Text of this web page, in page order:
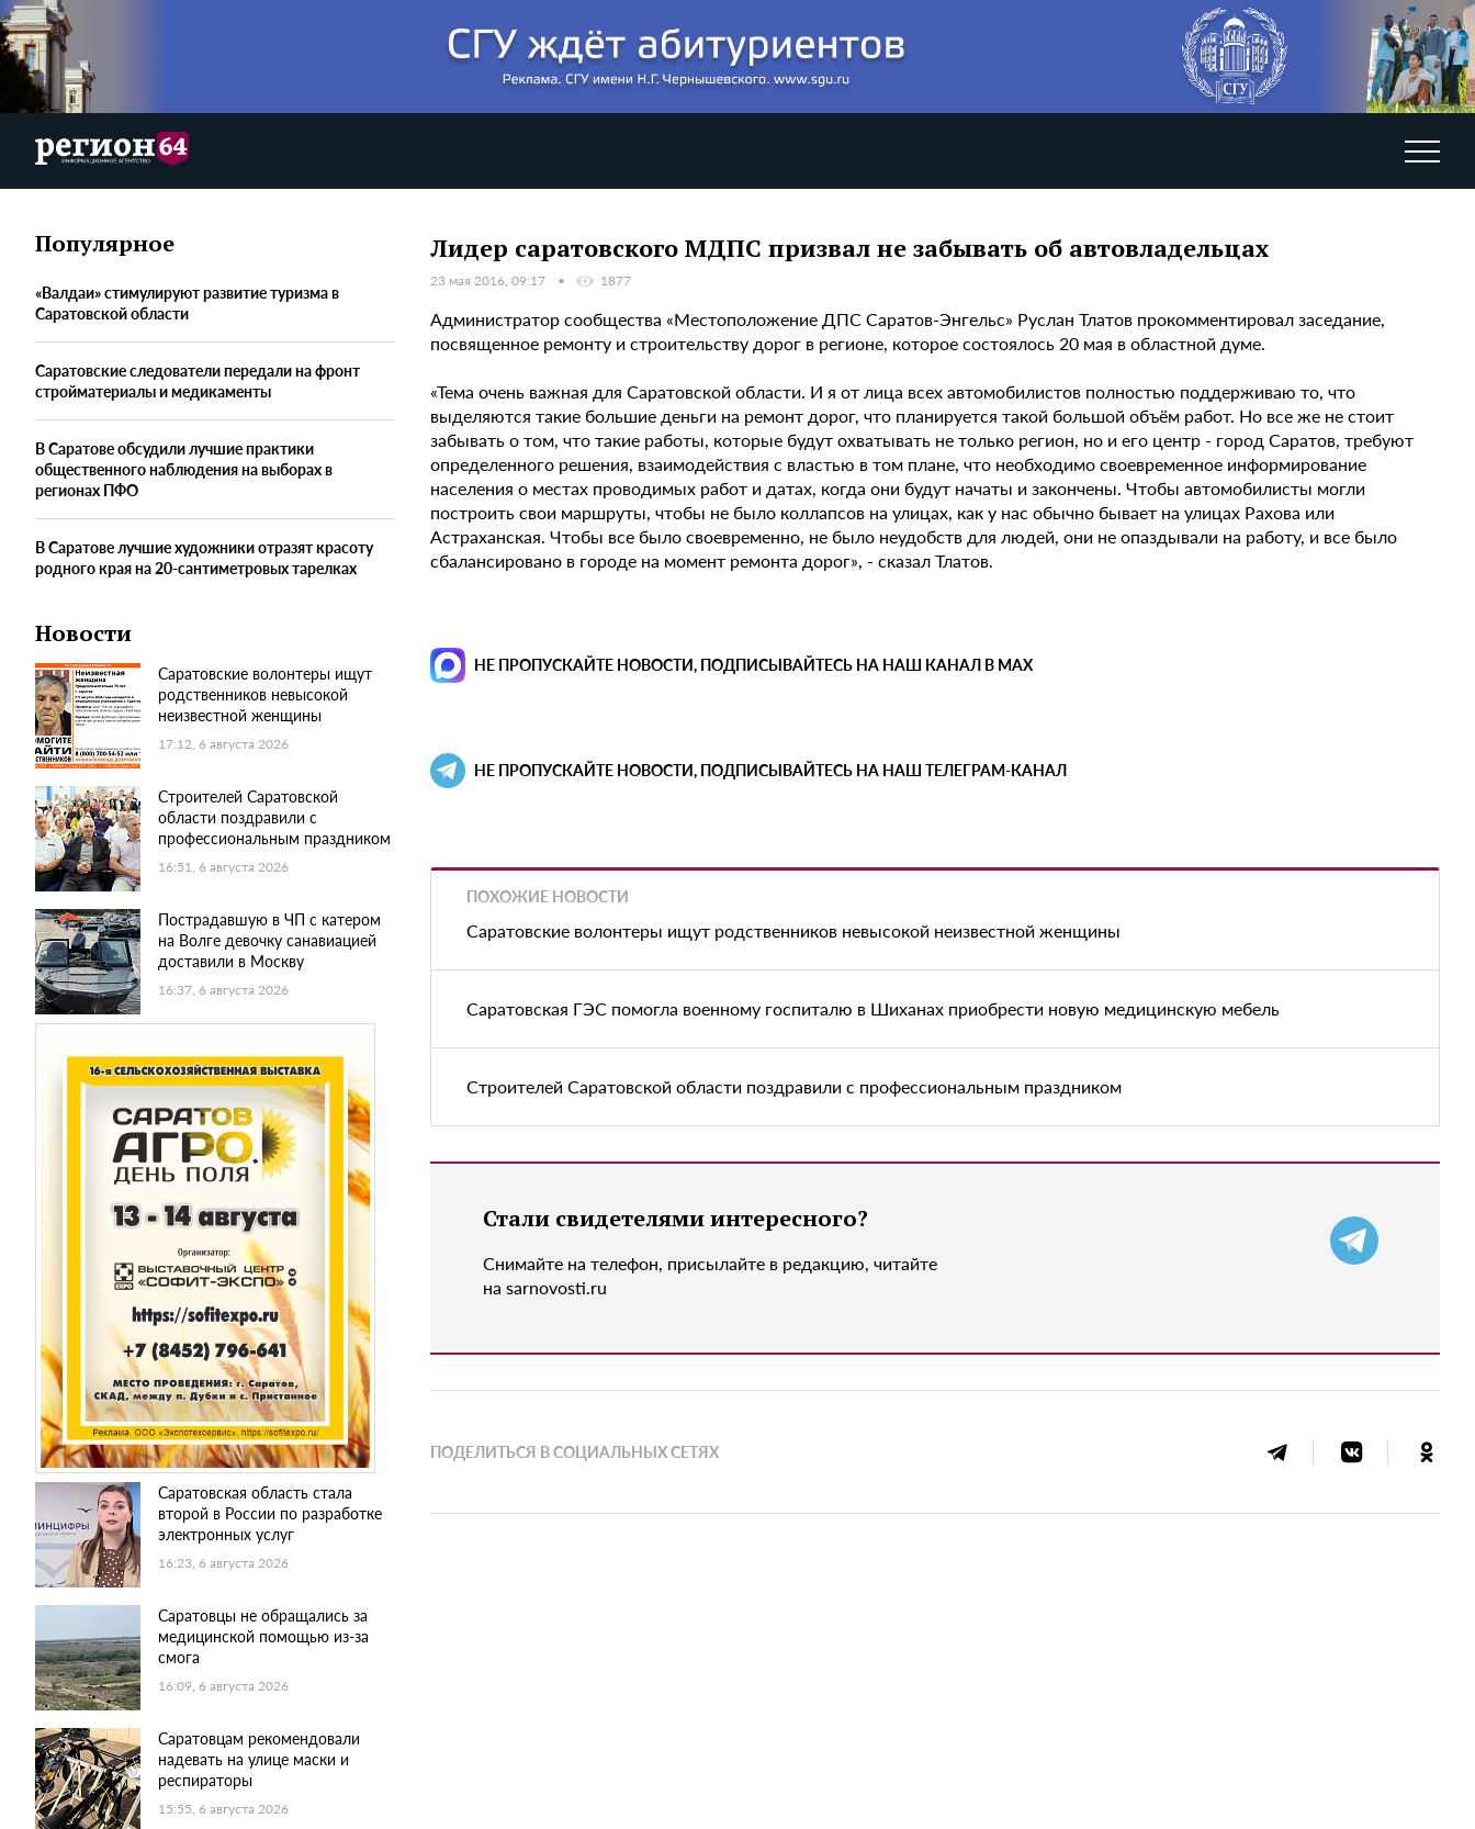
Популярное
«Валдаи» стимулируют развитие туризма в
Саратовской области
Саратовские следователи передали на фронт
стройматериалы и медикаменты
В Саратове обсудили лучшие практики
общественного наблюдения на выборах в
регионах ПФО
В Саратове лучшие художники отразят красоту
родного края на 20-сантиметровых тарелках
Новости
Саратовские волонтеры ищут
родственников невысокой
неизвестной женщины
17:12, 6 августа 2026
Строителей Саратовской
области поздравили с
профессиональным праздником
16:51, 6 августа 2026
Пострадавшую в ЧП с катером
на Волге девочку санавиацией
доставили в Москву
16:37, 6 августа 2026
Саратовская область стала
второй в России по разработке
электронных услуг
16:23, 6 августа 2026
Саратовцы не обращались за
медицинской помощью из-за
смога
16:09, 6 августа 2026
Саратовцам рекомендовали
надевать на улице маски и
респираторы
15:55, 6 августа 2026
Лидер саратовского МДПС призвал не забывать об автовладельцах
23 мая 2016, 09:17 1877
Администратор сообщества «Местоположение ДПС Саратов-Энгельс» Руслан Тлатов прокомментировал заседание,
посвященное ремонту и строительству дорог в регионе, которое состоялось 20 мая в областной думе.
«Тема очень важная для Саратовской области. И я от лица всех автомобилистов полностью поддерживаю то, что
выделяются такие большие деньги на ремонт дорог, что планируется такой большой объём работ. Но все же не стоит
забывать о том, что такие работы, которые будут охватывать не только регион, но и его центр - город Саратов, требуют
определенного решения, взаимодействия с властью в том плане, что необходимо своевременное информирование
населения о местах проводимых работ и датах, когда они будут начаты и закончены. Чтобы автомобилисты могли
построить свои маршруты, чтобы не было коллапсов на улицах, как у нас обычно бывает на улицах Рахова или
Астраханская. Чтобы все было своевременно, не было неудобств для людей, они не опаздывали на работу, и все было
сбалансировано в городе на момент ремонта дорог», - сказал Тлатов.
НЕ ПРОПУСКАЙТЕ НОВОСТИ, ПОДПИСЫВАЙТЕСЬ НА НАШ КАНАЛ В MAX
НЕ ПРОПУСКАЙТЕ НОВОСТИ, ПОДПИСЫВАЙТЕСЬ НА НАШ ТЕЛЕГРАМ-КАНАЛ
ПОХОЖИЕ НОВОСТИ
Саратовские волонтеры ищут родственников невысокой неизвестной женщины
Саратовская ГЭС помогла военному госпиталю в Шиханах приобрести новую медицинскую мебель
Строителей Саратовской области поздравили с профессиональным праздником
Стали свидетелями интересного?
Снимайте на телефон, присылайте в редакцию, читайте
на sarnovosti.ru
ПОДЕЛИТЬСЯ В СОЦИАЛЬНЫХ СЕТЯХ